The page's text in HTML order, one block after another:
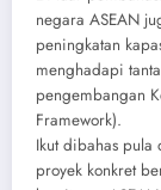
negara ASEAN
peningkatan
menghadapi
pengembangan
Framework).
Ikut dibahas
proyek konkret